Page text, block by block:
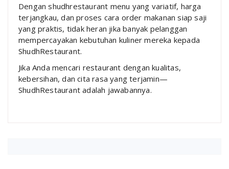
Dengan shudhrestaurant menu yang variatif, harga
terjangkau, dan proses cara order makanan siap saji
yang praktis, tidak heran jika banyak pelanggan
mempercayakan kebutuhan kuliner mereka kepada
ShudhRestaurant.
Jika Anda mencari restaurant dengan kualitas,
kebersihan, dan cita rasa yang terjamin—
ShudhRestaurant adalah jawabannya.